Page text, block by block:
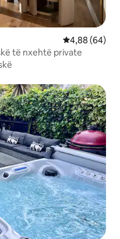
Vlerësimi
4,88 (64)
të nxehtë private